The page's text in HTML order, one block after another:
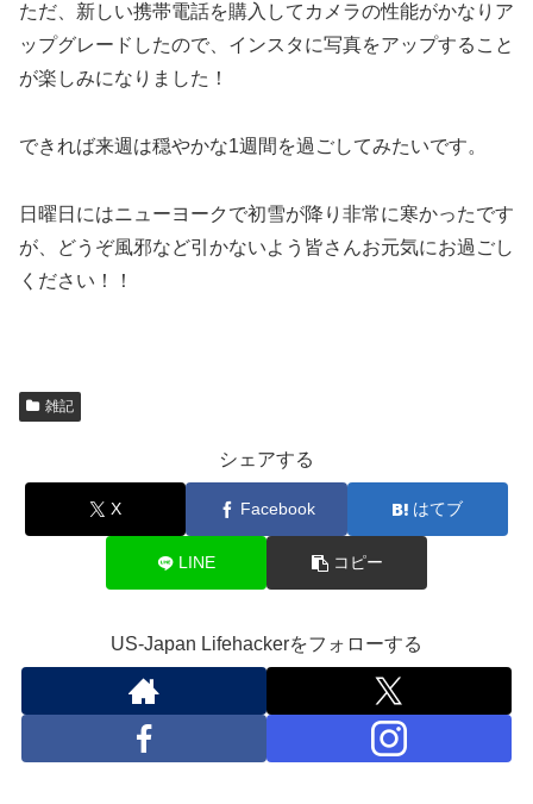
ただ、新しい携帯電話を購入してカメラの性能がかなりア
ップグレードしたので、インスタに写真をアップすること
が楽しみになりました！
できれば来週は穏やかな1週間を過ごしてみたいです。
日曜日にはニューヨークで初雪が降り非常に寒かったです
が、どうぞ風邪など引かないよう皆さんお元気にお過ごし
ください！！
雑記
シェアする
X Facebook はてブ
LINE コピー
US-Japan Lifehackerをフォローする